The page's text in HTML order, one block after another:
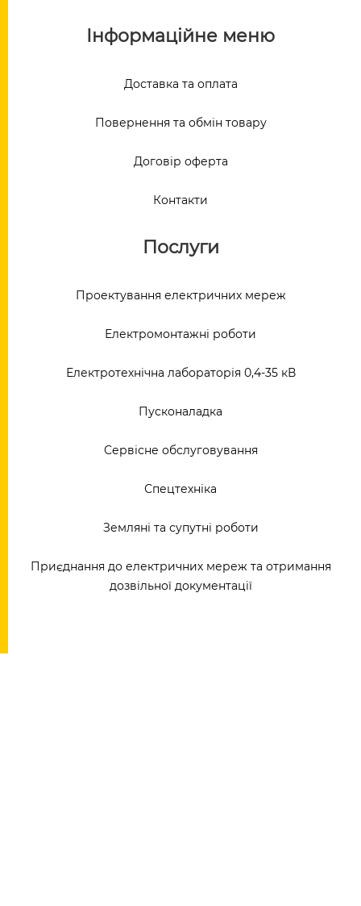
Інформаційне меню
Доставка та оплата
Повернення та обмін товару
Договір оферта
Контакти
Послуги
Проектування електричних мереж
Електромонтажні роботи
Електротехнічна лабораторія 0,4-35 кВ
Пусконаладка
Сервісне обслуговування
Спецтехніка
Земляні та супутні роботи
Приєднання до електричних мереж та отримання
дозвільної документації